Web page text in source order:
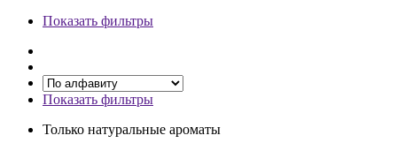
Показать фильтры
Показать фильтры
Только натуральные ароматы